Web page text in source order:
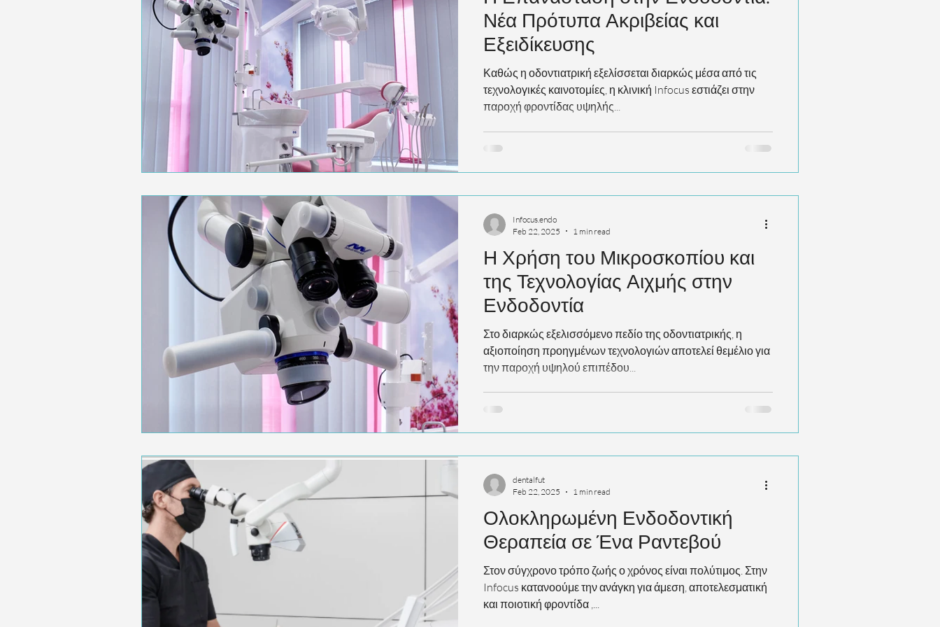
Νέα Πρότυπα Ακριβείας και
Εξειδίκευσης
Καθώς η οδοντιατρική εξελίσσεται διαρκώς μέσα από τις
τεχνολογικές καινοτομίες, η κλινική Infocus εστιάζει στην
παροχή φροντίδας υψηλής...
Η Χρήση του Μικροσκοπίου και
της Τεχνολογίας Αιχμής στην
Ενδοδοντία
Στο διαρκώς εξελισσόμενο πεδίο της οδοντιατρικής, η
αξιοποίηση προηγμένων τεχνολογιών αποτελεί θεμέλιο για
την παροχή υψηλού επιπέδου...
Infocus.endo
Feb 22, 2025
1 min read
Ολοκληρωμένη Ενδοδοντική
Θεραπεία σε Ένα Ραντεβού
Στον σύγχρονο τρόπο ζωής ο χρόνος είναι πολύτιμος. Στην
Infocus κατανοούμε την ανάγκη για άμεση, αποτελεσματική
και ποιοτική φροντίδα ,...
dentalfut
Feb 22, 2025
1 min read